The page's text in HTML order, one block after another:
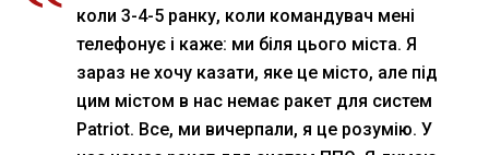
коли 3-4-5 ранку, коли командувач мені
телефонує і каже: ми біля цього міста. Я
зараз не хочу казати, яке це місто, але під
цим містом в нас немає ракет для систем
Patriot. Все, ми вичерпали, я це розумію. У